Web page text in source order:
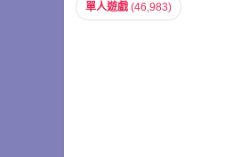
單人遊戲 (46,983)